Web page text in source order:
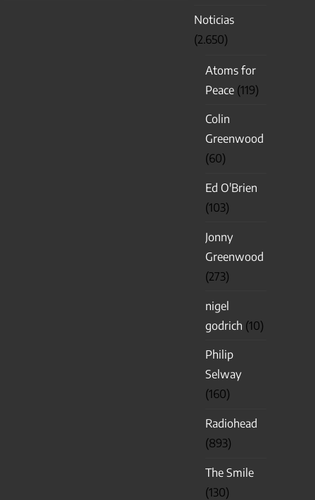
Noticias
(2.650)
Atoms for
Peace (119)
Colin
Greenwood
(60)
Ed O'Brien
(103)
Jonny
Greenwood
(273)
nigel
godrich (10)
Philip
Selway
(160)
Radiohead
(893)
The Smile
(130)